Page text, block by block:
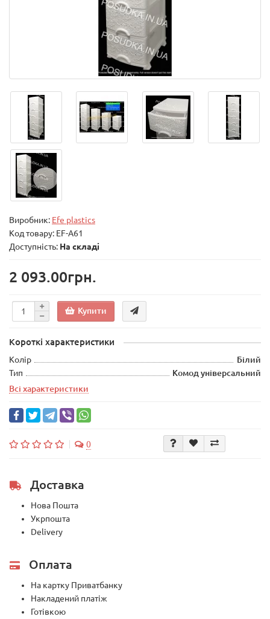
Виробник: Efe plastics
Код товару: EF-A61
Доступність: На складі
2 093.00грн.
Купити
Короткі характеристики
Колір
Білий
Тип
Комод універсальний
Всі характеристики
0
Доставка
Нова Пошта
Укрпошта
Delivery
Оплата
На картку Приватбанку
Накладений платіж
Готівкою